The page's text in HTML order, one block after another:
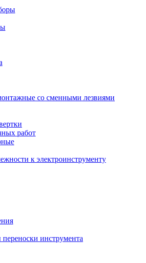
со сменными лезвиями
работ
к электроинструменту
инструмента